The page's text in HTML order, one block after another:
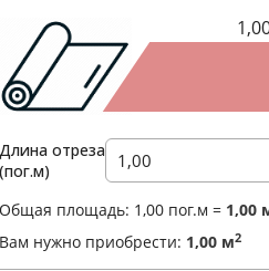
Длина отреза
(пог.м)
Общая площадь: 1,00 пог.м = 1,00
Вам нужно приобрести: 1,00 м2